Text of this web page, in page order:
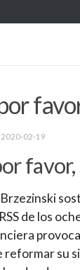
2020-02-19
de los
reformar su